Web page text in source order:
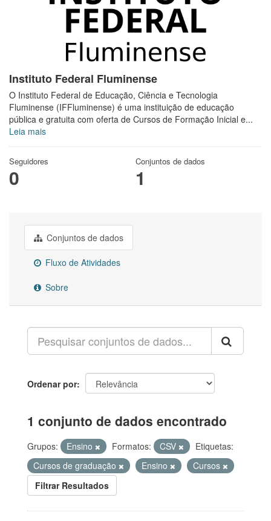
Instituto Federal Fluminense
O Instituto Federal de Educação, Ciência e Tecnologia
Fluminense (IFFluminense) é uma instituição de educação
pública e gratuita com oferta de Cursos de Formação Inicial e...
Leia mais
Seguidores
0
Conjuntos de dados
1
Conjuntos de dados
Fluxo de Atividades
Sobre
Ordenar por
1 conjunto de dados encontrado
Grupos: Ensino Formatos: CSV
Etiquetas:
Cursos de graduação
Ensino
Cursos
Filtrar Resultados